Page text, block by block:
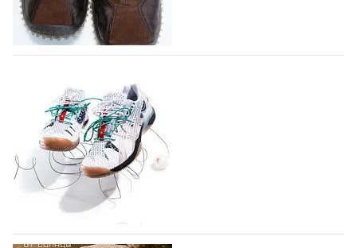
перевыпустил свой хит - кроссовки
Bubble
Популярный силуэт бренда,1999 года выпуска,
соответствует сегодняшнему тренду на
сникерины (гибридный вариант балеток и
Но в модели Miu Miu Bubble присутствует еще и…